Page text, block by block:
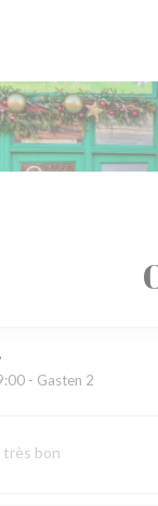
- Gasten 2
très bon